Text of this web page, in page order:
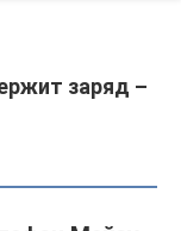
заряд –